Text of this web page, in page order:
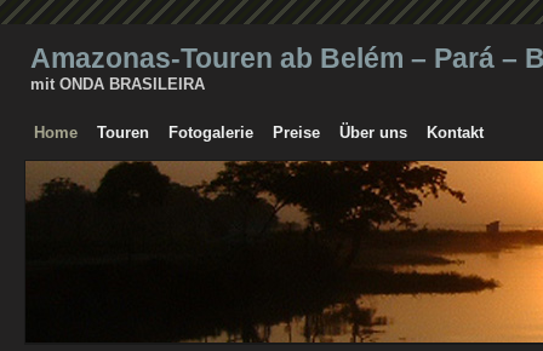
Amazonas-Touren ab Belém – Pará –
mit ONDA BRASILEIRA
Home Touren Fotogalerie Preise Über uns Kontakt